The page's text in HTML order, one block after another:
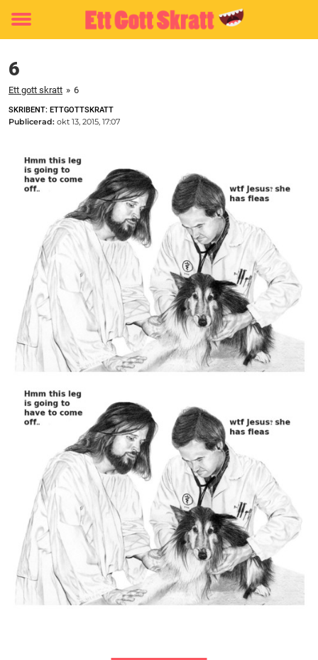
Toggle
6
Ett gott skratt » 6
SKRIBENT: ETTGOTTSKRATT
Publicerad: okt 13, 2015, 17:07